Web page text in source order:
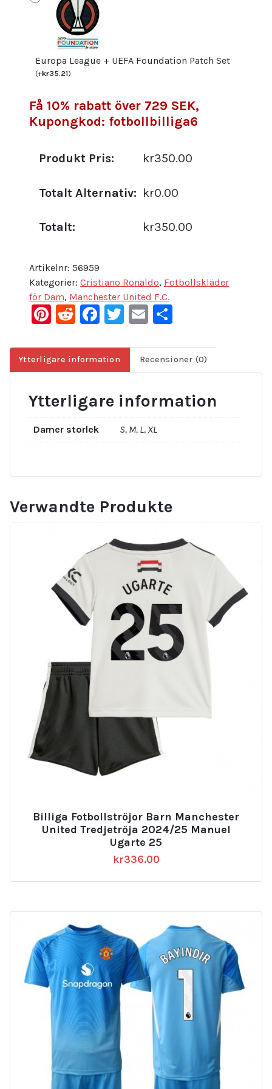
Europa League + UEFA Foundation Patch Set
(+kr35.21)
Få 10% rabatt över 729 SEK,
Kupongkod: fotbollbilliga6
Produkt Pris: kr350.00
Totalt Alternativ: kr0.00
Totalt: kr350.00
Artikelnr: 56959
Kategorier: Cristiano Ronaldo, Fotbollskläder
för Dam, Manchester United F.C.
Pinterest
Reddit
Facebook
Twitter
Email
Ytterligare information Recensioner (0)
Ytterligare information
Damer storlek S, M, L, XL
Verwandte Produkte
Billiga Fotbollströjor Barn Manchester
United Tredjetröja 2024/25 Manuel
Ugarte 25
kr336.00